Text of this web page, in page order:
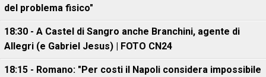
del problema fisico"
18:30 - A Castel di Sangro anche Branchini, agente di
Allegri (e Gabriel Jesus) | FOTO CN24
18:15 - Romano: "Per costi il Napoli considera impossibile